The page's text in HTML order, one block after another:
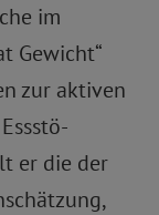
im
Gewicht“
zur aktiven
er die der